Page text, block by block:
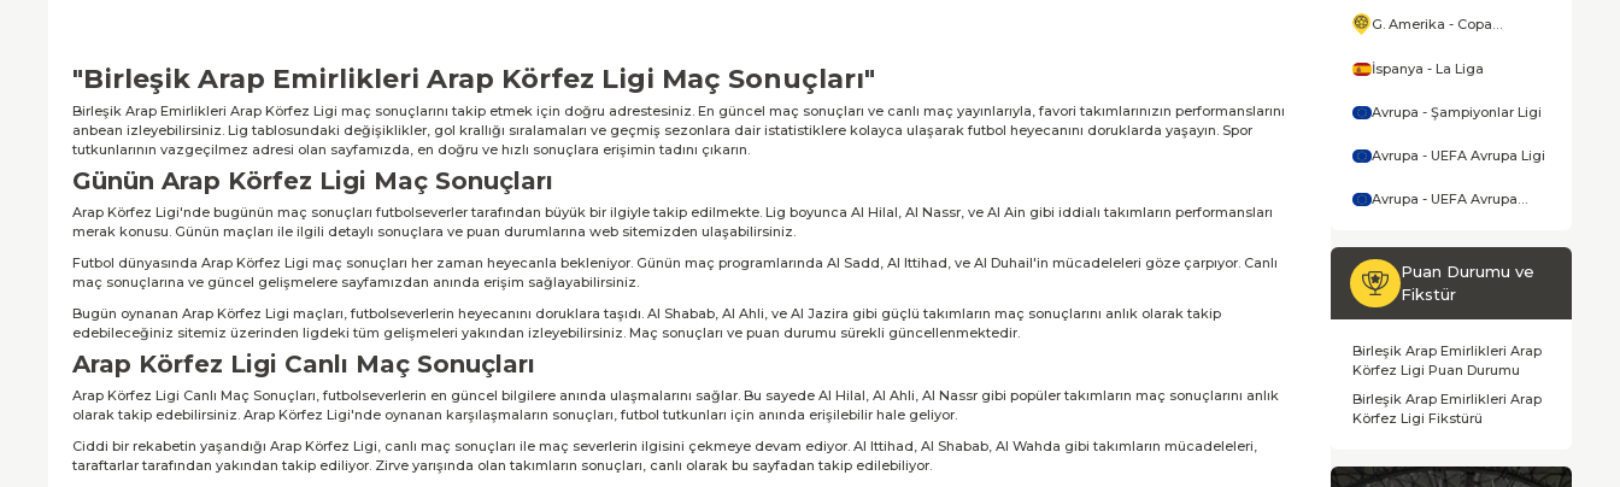
"Birleşik Arap Emirlikleri Arap Körfez Ligi Maç Sonuçları"
Birleşik Arap Emirlikleri Arap Körfez Ligi maç sonuçlarını takip etmek için doğru adrestesiniz. En güncel maç sonuçları ve canlı maç yayınlarıyla, favori takımlarınızın performanslarını
anbean izleyebilirsiniz. Lig tablosundaki değişiklikler, gol krallığı sıralamaları ve geçmiş sezonlara dair istatistiklere kolayca ulaşarak futbol heyecanını doruklarda yaşayın. Spor
tutkunlarının vazgeçilmez adresi olan sayfamızda, en doğru ve hızlı sonuçlara erişimin tadını çıkarın.
Günün Arap Körfez Ligi Maç Sonuçları
Arap Körfez Ligi'nde bugünün maç sonuçları futbolseverler tarafından büyük bir ilgiyle takip edilmekte. Lig boyunca Al Hilal, Al Nassr, ve Al Ain gibi iddialı takımların performansları
merak konusu. Günün maçları ile ilgili detaylı sonuçlara ve puan durumlarına web sitemizden ulaşabilirsiniz.
Futbol dünyasında Arap Körfez Ligi maç sonuçları her zaman heyecanla bekleniyor. Günün maç programlarında Al Sadd, Al Ittihad, ve Al Duhail'in mücadeleleri göze çarpıyor. Canlı
maç sonuçlarına ve güncel gelişmelere sayfamızdan anında erişim sağlayabilirsiniz.
Bugün oynanan Arap Körfez Ligi maçları, futbolseverlerin heyecanını doruklara taşıdı. Al Shabab, Al Ahli, ve Al Jazira gibi güçlü takımların maç sonuçlarını anlık olarak takip
edebileceğiniz sitemiz üzerinden ligdeki tüm gelişmeleri yakından izleyebilirsiniz. Maç sonuçları ve puan durumu sürekli güncellenmektedir.
Arap Körfez Ligi Canlı Maç Sonuçları
Arap Körfez Ligi Canlı Maç Sonuçları, futbolseverlerin en güncel bilgilere anında ulaşmalarını sağlar. Bu sayede Al Hilal, Al Ahli, Al Nassr gibi popüler takımların maç sonuçlarını anlık
olarak takip edebilirsiniz. Arap Körfez Ligi'nde oynanan karşılaşmaların sonuçları, futbol tutkunları için anında erişilebilir hale geliyor.
Ciddi bir rekabetin yaşandığı Arap Körfez Ligi, canlı maç sonuçları ile maç severlerin ilgisini çekmeye devam ediyor. Al Ittihad, Al Shabab, Al Wahda gibi takımların mücadeleleri,
taraftarlar tarafından yakından takip ediliyor. Zirve yarışında olan takımların sonuçları, canlı olarak bu sayfadan takip edilebiliyor.
G. Amerika - Copa
İspanya - La Liga
Avrupa - Şampiyonlar Ligi
Avrupa - UEFA Avrupa Ligi
Avrupa - UEFA Avrupa
Puan Durumu ve
Fikstür
Birleşik Arap Emirlikleri Arap
Körfez Ligi Puan Durumu
Birleşik Arap Emirlikleri Arap
Körfez Ligi Fikstürü